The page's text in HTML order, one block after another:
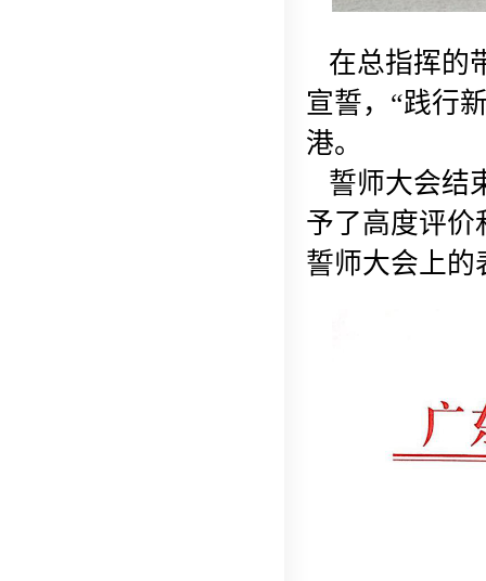
在总指挥的
宣誓，“践行
港。
誓师大会结
予了高度评价
誓师大会上的